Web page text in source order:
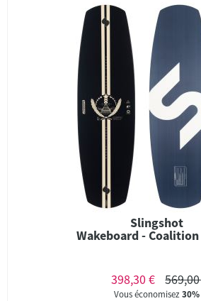
Slingshot
Wakeboard -
398,30 €
Vous économisez30%